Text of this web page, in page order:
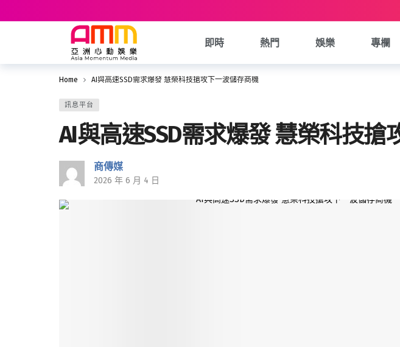
即時 熱門 娛樂 專欄
Home AI與高速SSD需求爆發 慧榮科技搶攻下一波儲存商機
訊息平台
AI與高速SSD需求爆發 慧榮科技搶
商傳媒
2026 年 6 月 4 日